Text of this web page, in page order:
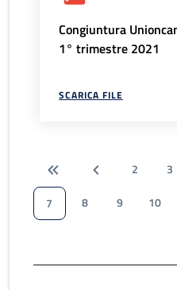
Congiuntura
1° trimestre 2021
SCARICA FILE
2 3
7
8 9 10